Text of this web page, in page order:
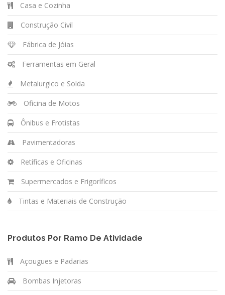
Casa e Cozinha
Construção Civil
Fábrica de Jóias
Ferramentas em Geral
Metalurgico e Solda
Oficina de Motos
Ônibus e Frotistas
Pavimentadoras
Retíficas e Oficinas
Supermercados e Frigoríficos
Tintas e Materiais de Construção
Produtos Por Ramo De Atividade
Açougues e Padarias
Bombas Injetoras